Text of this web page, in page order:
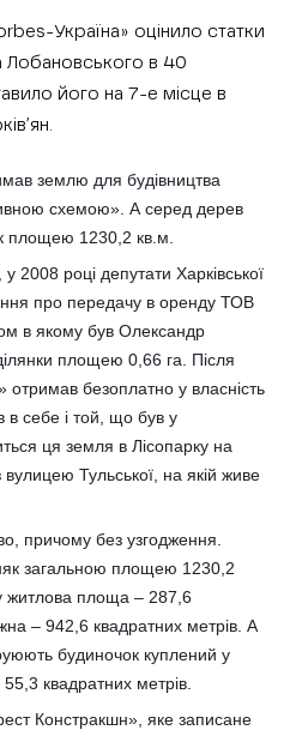
Україна» оцінило статки
Лобановського в 40
його на 7-е місце в
землю для будівництва
схемою». А серед дерев
площею 1230,2 кв.м.
, у 2008 році депутати Харківської
про передачу в оренду ТОВ
в якому був Олександр
площею 0,66 га. Після
безоплатно у власність
в себе і той, що був у
ця земля в Лісопарку на
Тульської, на якій живе
причому без узгодження.
загальною площею 1230,2
житлова площа – 287,6
– 942,6 квадратних метрів. А
будиночок куплений у
квадратних метрів.
Констракшн», яке записане